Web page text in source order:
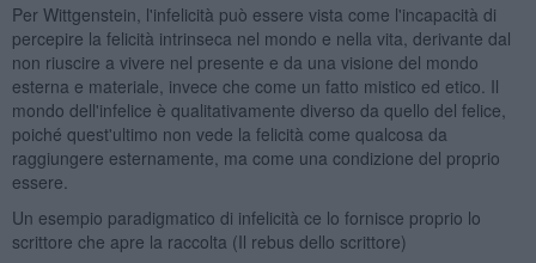
Per Wittgenstein, l'infelicità può essere vista come l'incapacità di
percepire la felicità intrinseca nel mondo e nella vita, derivante dal
non riuscire a vivere nel presente e da una visione del mondo
esterna e materiale, invece che come un fatto mistico ed etico. Il
mondo dell'infelice è qualitativamente diverso da quello del felice,
poiché quest'ultimo non vede la felicità come qualcosa da
raggiungere esternamente, ma come una condizione del proprio
essere.
Un esempio paradigmatico di infelicità ce lo fornisce proprio lo
scrittore che apre la raccolta (Il rebus dello scrittore)